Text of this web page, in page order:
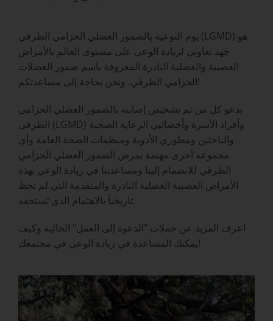
يوم التوعية بالضمور العضلي الحزامي الطرفي (LGMD) هو
جهد تعاوني لزيادة الوعي على مستوى العالم بالأمراض
العصبية والعضلية النادرة المعروفة باسم ضمور العضلات
الحزامي الطرفي. ونحن بحاجة إلى مساعدتكم!
ندعو كل من تم تشخيص إصابته بالضمور العضلي الحزامي
الطرفي (LGMD) وأفراد الأسرة وأخصائيي الرعاية الصحية
والباحثين ومطوري الأدوية ومنظمات الصحة العامة وأي
مجموعة أخرى مهتمة بمرض الضمور العضلي الحزامي
الطرفي للانضمام إلينا ومساعدتنا في زيادة الوعي بهذه
الأمراض العصبية العضلية النادرة والمتقدمة التي لم تحظَ
تاريخياً بالاهتمام الذي تستحقه.
اعرف المزيد عن حملات "الدعوة إلى العمل" الحالية وكيف
يمكنك المساعدة في زيادة الوعي في مجتمعك!